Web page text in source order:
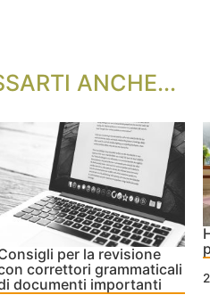
ANCHE...
per la revisione
correttori grammaticali
documenti importanti